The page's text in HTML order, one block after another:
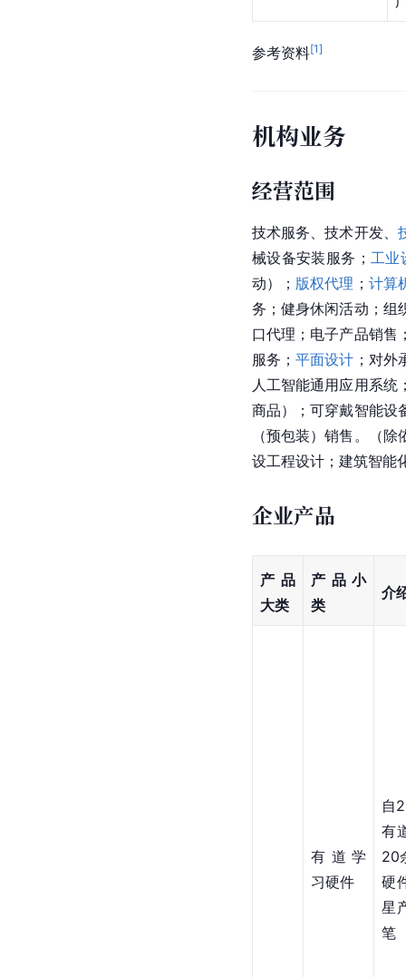
参考资料[1]
机构业务
经营范围
技术服务、技术开发、
械设备安装服务； 工业
动）； 版权代理 ； 计算
务；健身休闲活动；组
口代理；电子产品销售
服务；平面设计 ；对
人工智能通用应用系
商品）；可穿戴智能设
（预包装）销售。（
设工程设计；建筑智能
企业产品
产品
大类
产品小
类
介
有道学
习硬件
自
有
20
硬
星
笔